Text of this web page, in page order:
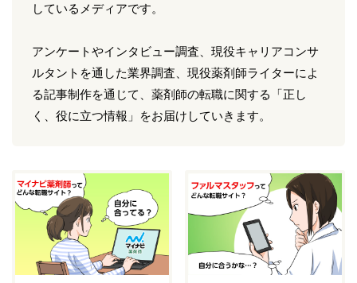
しているメディアです。
アンケートやインタビュー調査、現役キャリアコンサ
ルタントを通した業界調査、現役薬剤師ライターによ
る記事制作を通じて、薬剤師の転職に関する「正し
く、役に立つ情報」をお届けしていきます。